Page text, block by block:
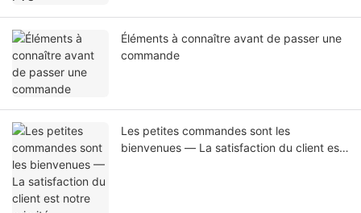
Éléments à connaître avant de passer une
commande
Les petites commandes sont les
bienvenues — La satisfaction du client est